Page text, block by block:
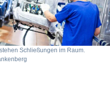
Schließungen im Raum.